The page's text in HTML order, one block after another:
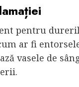
pentru
ar fi
vasele de